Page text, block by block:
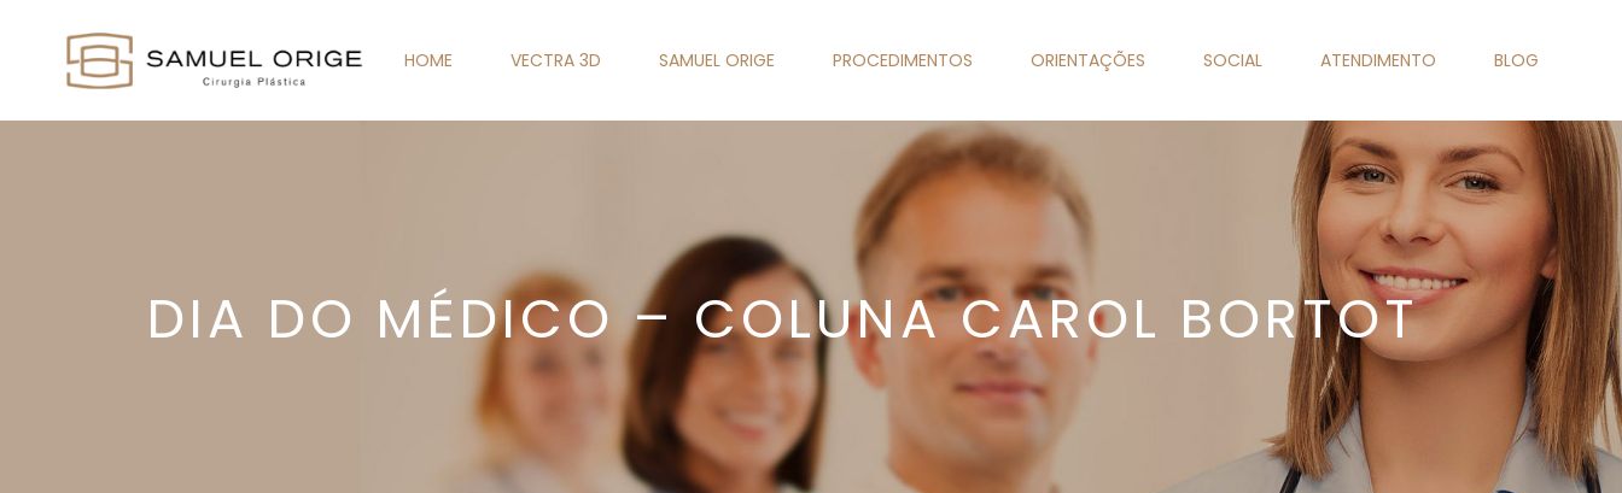
HOME VECTRA 3D SAMUEL ORIGE PROCEDIMENTOS ORIENTAÇÕES SOCIAL ATENDIMENTO BLOG
DIA DO MÉDICO – COLUNA CAROL BORTOT